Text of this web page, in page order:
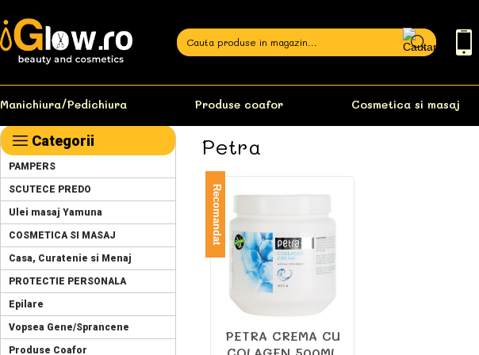
Manichiura/Pedichiura Produse coafor Cosmetica si masaj
Categorii
PAMPERS
SCUTECE PREDO
Ulei masaj Yamuna
COSMETICA SI MASAJ
Casa, Curatenie si Menaj
PROTECTIE PERSONALA
Epilare
Vopsea Gene/Sprancene
Produse Coafor
Petra
Recomandat
PETRA CREMA CU